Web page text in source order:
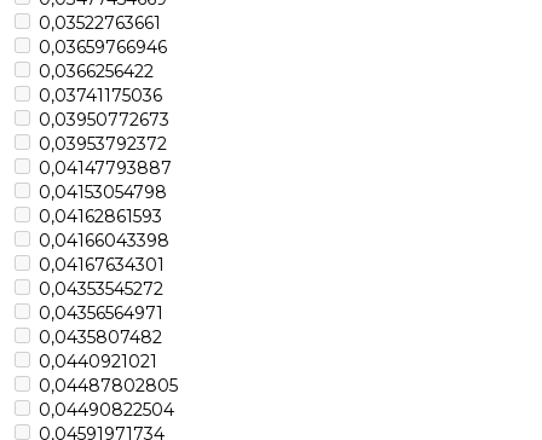
0,03522763661
0,03659766946
0,0366256422
0,03741175036
0,03950772673
0,03953792372
0,04147793887
0,04153054798
0,04162861593
0,04166043398
0,04167634301
0,04353545272
0,04356564971
0,0435807482
0,0440921021
0,04487802805
0,04490822504
0,04591971734